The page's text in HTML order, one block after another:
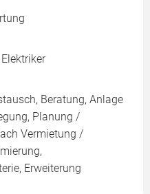
Beratung, Anlage
Planung /
Vermietung /
Erweiterung